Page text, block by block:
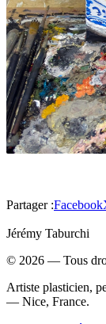
Partager :Facebook
Jérémy Taburchi
© 2026 — Tous
Artiste plasticien,
— Nice, France.